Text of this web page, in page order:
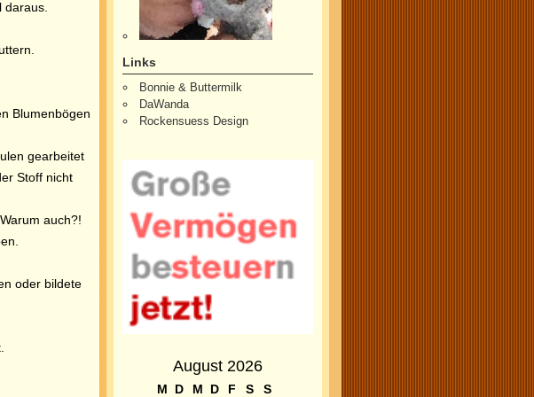
Blumenbögen
gearbeitet
Stoff nicht
auch?!
oder bildete
Links
Bonnie & Buttermilk
DaWanda
Rockensuess Design
August 2026
M D M D F S S